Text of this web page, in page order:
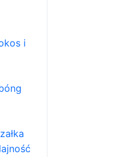
i